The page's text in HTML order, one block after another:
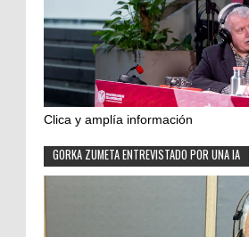
Clica y amplía información
GORKA ZUMETA ENTREVISTADO POR UNA IA